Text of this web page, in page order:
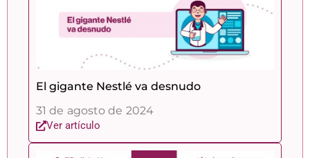
El gigante Nestlé va desnudo
31 de agosto de 2024
Ver artículo